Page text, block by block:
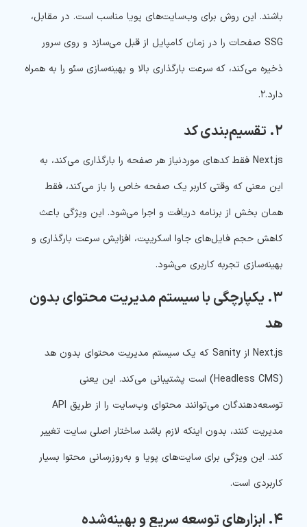
باشند. این روش برای وب‌سایت‌های پویا مناسب است. در مقابل،
SSG صفحات را در زمان کامپایل از قبل می‌سازد و روی سرور
ذخیره می‌کند، که سرعت بارگذاری بالا و بهینه‌سازی سئو را به همراه
دارد.۲.
۲. تقسیم‌بندی کد
Next.js فقط کدهای موردنیاز هر صفحه را بارگذاری می‌کند، به
این معنی که وقتی کاربر یک صفحه خاص را باز می‌کند، فقط
همان بخش از برنامه دریافت و اجرا می‌شود. این ویژگی باعث
کاهش حجم فایل‌های جاوا اسکریپت، افزایش سرعت بارگذاری و
بهینه‌سازی تجربه کاربری می‌شود.
۳. یکپارچگی با سیستم مدیریت محتوای بدون
هد
Next.js از Sanity که یک سیستم مدیریت محتوای بدون هد
(Headless CMS) است پشتیبانی می‌کند. این یعنی
توسعه‌دهندگان می‌توانند محتوای وب‌سایت را از طریق API
مدیریت کنند، بدون اینکه لازم باشد ساختار اصلی سایت تغییر
کند. این ویژگی برای سایت‌های پویا و به‌روز‌رسانی محتوا بسیار
کاربردی است.
۴. ابزارهای توسعه سریع و بهینه‌شده